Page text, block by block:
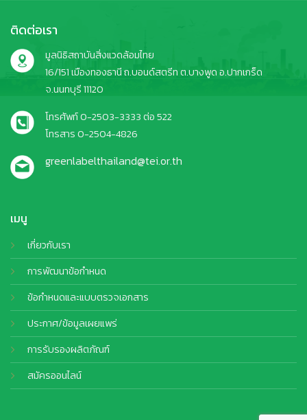
เมนู
เกี่ยวกับเรา
การพัฒนาข้อกำหนด
ข้อกำหนดและแบบตรวจเอกสาร
ประกาศ/ข้อมูลเผยแพร่
การรับรองผลิตภัณฑ์
สมัครออนไลน์
ติดต่อเรา
มูลนิธิสถาบันสิ่งแวดล้อมไทย
16/151 เมืองทองธานี ถ.บอนด์สตรีท ต.บางพูด อ.ปากเกร็ด
จ.นนทบุรี 11120
โทรศัพท์ 0-2503-3333 ต่อ 522
โทรสาร 0-2504-4826
greenlabelthailand@tei.or.th